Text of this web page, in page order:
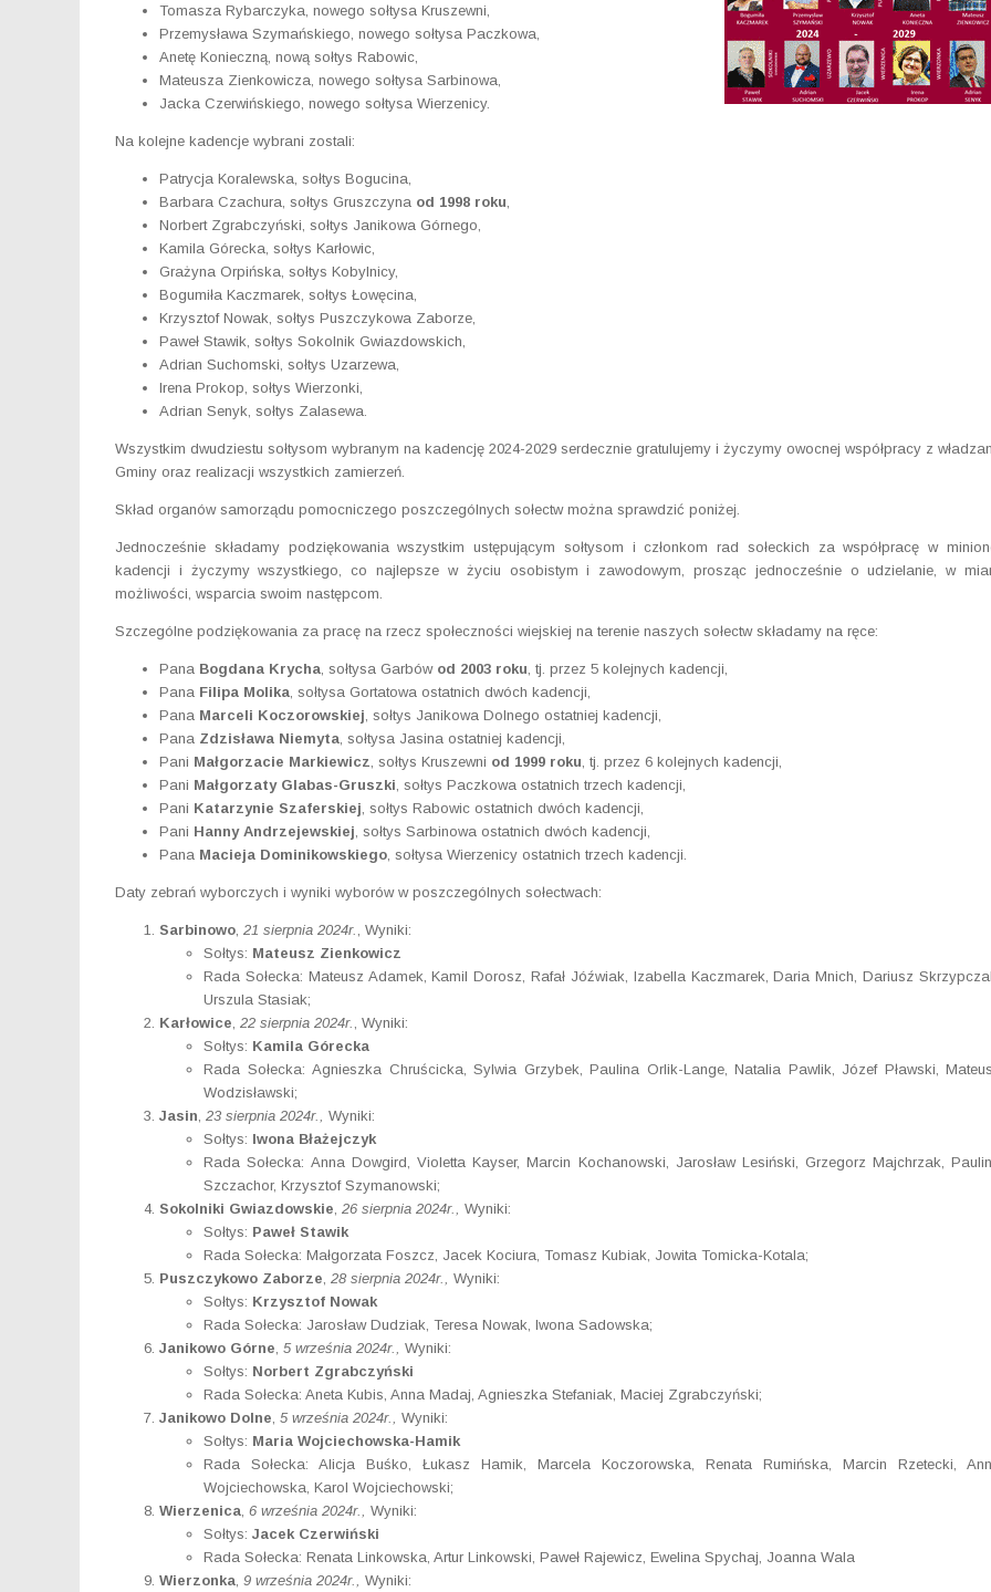
Tomasza Rybarczyka, nowego sołtysa Kruszewni,
Przemysława Szymańskiego, nowego sołtysa Paczkowa,
Anetę Konieczną, nową sołtys Rabowic,
Mateusza Zienkowicza, nowego sołtysa Sarbinowa,
Jacka Czerwińskiego, nowego sołtysa Wierzenicy.
Na kolejne kadencje wybrani zostali:
Patrycja Koralewska, sołtys Bogucina,
Barbara Czachura, sołtys Gruszczyna od 1998 roku
Norbert Zgrabczyński, sołtys Janikowa Górnego,
Kamila Górecka, sołtys Karłowic,
Grażyna Orpińska, sołtys Kobylnicy,
Bogumiła Kaczmarek, sołtys Łowęcina,
Krzysztof Nowak, sołtys Puszczykowa Zaborze,
Paweł Stawik, sołtys Sokolnik Gwiazdowskich,
Adrian Suchomski, sołtys Uzarzewa,
Irena Prokop, sołtys Wierzonki,
Adrian Senyk, sołtys Zalasewa.
Wszystkim dwudziestu sołtysom wybranym na kadencję 2024-2029 serdecznie gratulujemy i życzymy owocnej współpracy z
Gminy oraz realizacji wszystkich zamierzeń.
Skład organów samorządu pomocniczego poszczególnych sołectw można sprawdzić poniżej.
Jednocześnie składamy podziękowania wszystkim ustępującym sołtysom i członkom rad sołeckich za współpracę w
kadencji i życzymy wszystkiego, co najlepsze w życiu osobistym i zawodowym, prosząc jednocześnie o udzielanie, w
możliwości, wsparcia swoim następcom.
Szczególne podziękowania za pracę na rzecz społeczności wiejskiej na terenie naszych sołectw składamy na ręce:
Pana Bogdana Krycha , sołtysa Garbów od 2003 roku , tj. przez 5 kolejnych kadencji,
Pana Filipa Molika , sołtysa Gortatowa ostatnich dwóch kadencji,
Pana Marceli Koczorowskiej , sołtys Janikowa Dolnego ostatniej kadencji,
Pana Zdzisława Niemyta , sołtysa Jasina ostatniej kadencji,
Pani Małgorzacie Markiewicz , sołtys Kruszewni od 1999 roku , tj. przez 6 kolejnych kadencji,
Pani Małgorzaty Glabas-Gruszki , sołtys Paczkowa ostatnich trzech kadencji,
Pani Katarzynie Szaferskiej , sołtys Rabowic ostatnich dwóch kadencji,
Pani Hanny Andrzejewskiej , sołtys Sarbinowa ostatnich dwóch kadencji,
Pana Macieja Dominikowskiego , sołtysa Wierzenicy ostatnich trzech kadencji.
Daty zebrań wyborczych i wyniki wyborów w poszczególnych sołectwach:
Sarbinowo 21 sierpnia 2024r.
, Wyniki:
Sołtys: Mateusz Zienkowicz
Rada Sołecka: Mateusz Adamek, Kamil Dorosz, Rafał Jóźwiak, Izabella Kaczmarek, Daria Mnich, Dariusz
Urszula Stasiak;
Karłowice 22 sierpnia 2024r.
, Wyniki:
Sołtys: Kamila Górecka
Rada Sołecka: Agnieszka Chruścicka, Sylwia Grzybek, Paulina Orlik-Lange, Natalia Pawlik, Józef Pławski,
Wodzisławski;
Jasin 23 sierpnia 2024r., Wyniki:
Sołtys: Iwona Błażejczyk
Rada Sołecka: Anna Dowgird, Violetta Kayser, Marcin Kochanowski, Jarosław Lesiński, Grzegorz Majchrzak,
Szczachor, Krzysztof Szymanowski;
Sokolniki Gwiazdowskie 26 sierpnia 2024r., Wyniki:
Sołtys: Paweł Stawik
Rada Sołecka: Małgorzata Foszcz, Jacek Kociura, Tomasz Kubiak, Jowita Tomicka-Kotala;
Puszczykowo Zaborze 28 sierpnia 2024r., Wyniki:
Sołtys: Krzysztof Nowak
Rada Sołecka: Jarosław Dudziak, Teresa Nowak, Iwona Sadowska;
Janikowo Górne 5 września 2024r.,
Wyniki:
Sołtys: Norbert Zgrabczyński
Rada Sołecka: Aneta Kubis, Anna Madaj, Agnieszka Stefaniak, Maciej Zgrabczyński;
Janikowo Dolne 5 września 2024r., Wyniki:
Sołtys: Maria Wojciechowska-Hamik
Rada Sołecka: Alicja Buśko, Łukasz Hamik, Marcela Koczorowska, Renata Rumińska, Marcin Rzetecki,
Wojciechowska, Karol Wojciechowski;
Wierzenica 6 września 2024r.,
Wyniki:
Sołtys: Jacek Czerwiński
Rada Sołecka: Renata Linkowska, Artur Linkowski, Paweł Rajewicz, Ewelina Spychaj, Joanna Wala
Wierzonka 9 września 2024r., Wyniki: